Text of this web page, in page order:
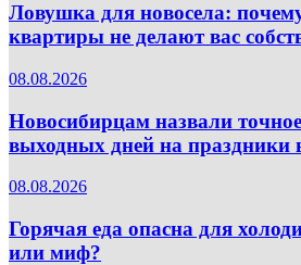
Ловушка для новосела:
квартиры не делают вас
08.08.2026
Новосибирцам назвали
выходных дней на праздники
08.08.2026
Горячая еда опасна для
или миф?